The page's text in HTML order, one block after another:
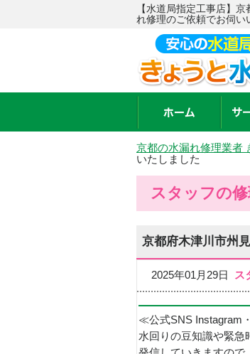
【水道局指定工事店】
れ修理のご依頼でお伺い
京都の水漏れ修理業者
いたしました
スタッフの
京都府木津川市州
2025年01月29日 ス
≪公式SNS Instagram
水回りの豆知識や緊急